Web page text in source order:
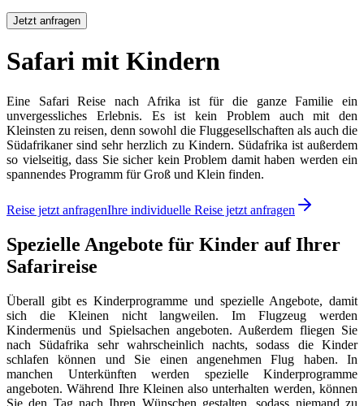
Jetzt anfragen
Safari mit Kindern
Eine Safari Reise nach Afrika ist für die ganze Familie ein
unvergessliches Erlebnis. Es ist kein Problem auch mit den
Kleinsten zu reisen, denn sowohl die Fluggesellschaften als auch die
Südafrikaner sind sehr herzlich zu Kindern. Südafrika ist außerdem
so vielseitig, dass Sie sicher kein Problem damit haben werden ein
spannendes Programm für Groß und Klein finden.
Reise jetzt anfragenIhre individuelle Reise jetzt anfragen
Spezielle Angebote für Kinder auf Ihrer
Safarireise
Überall gibt es Kinderprogramme und spezielle Angebote, damit
sich die Kleinen nicht langweilen. Im Flugzeug werden
Kindermenüs und Spielsachen angeboten. Außerdem fliegen Sie
nach Südafrika sehr wahrscheinlich nachts, sodass die Kinder
schlafen können und Sie einen angenehmen Flug haben. In
manchen Unterkünften werden spezielle Kinderprogramme
angeboten. Während Ihre Kleinen also unterhalten werden, können
Sie den Tag nach Ihren Wünschen gestalten, sodass niemand zu